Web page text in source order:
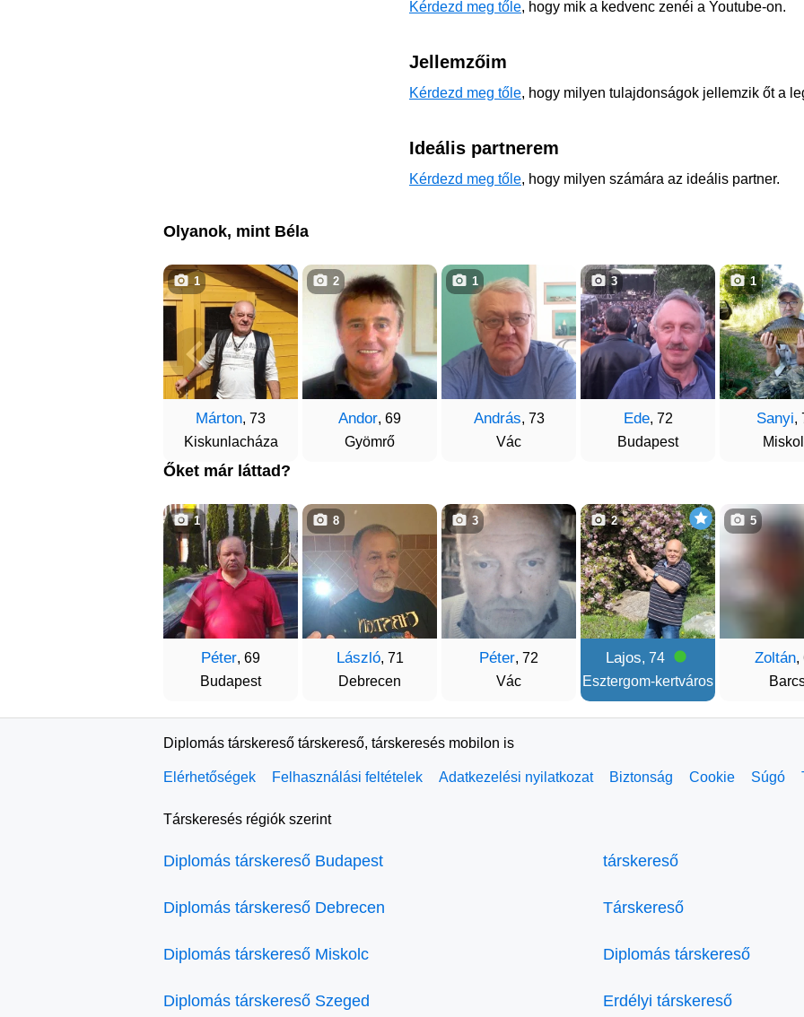
Kérdezd meg tőle, hogy mik a kedvenc zenéi a Youtube-on.
Jellemzőim
Kérdezd meg tőle, hogy milyen tulajdonságok jellemzik őt a
Ideális partnerem
Kérdezd meg tőle, hogy milyen számára az ideális partner.
Olyanok, mint Béla
Márton, 73
Kiskunlacháza
1
Andor, 69
Gyömrő
2
András, 73
Vác
1
Ede, 72
Budapest
3
Sanyi,
1
Őket már láttad?
Péter, 69
Budapest
1
László, 71
Debrecen
8
Péter, 72
Vác
3
Lajos, 74
Esztergom-kertváros
2
Zoltán,
5
Diplomás társkereső társkereső, társkeresés mobilon is
Elérhetőségek Felhasználási feltételek Adatkezelési nyilatkozat Biztonság Cookie Súgó
Társkeresés régiók szerint
Diplomás társkereső Budapest
Diplomás társkereső Debrecen
Diplomás társkereső Miskolc
Diplomás társkereső Szeged
társkereső
Társkereső
Diplomás társkereső
Erdélyi társkereső